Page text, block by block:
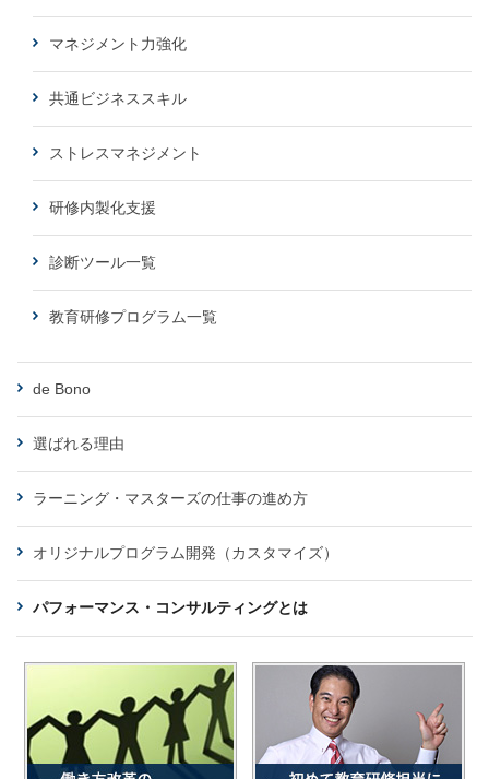
マネジメント力強化
共通ビジネススキル
ストレスマネジメント
研修内製化支援
診断ツール一覧
教育研修プログラム一覧
de Bono
選ばれる理由
ラーニング・マスターズの仕事の進め方
オリジナルプログラム開発（カスタマイズ）
パフォーマンス・コンサルティングとは